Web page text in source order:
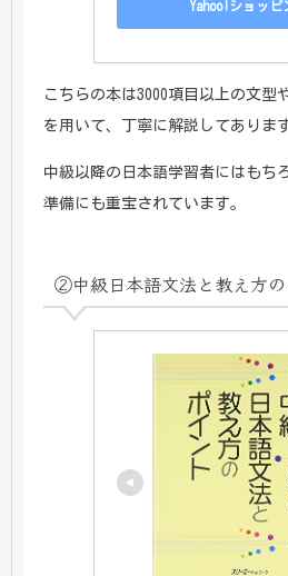
Yahoo!ショッピ
こちらの本は3000項目以上の文型
を用いて、丁寧に解説してあります
中級以降の日本語学習者にはもち
準備にも重宝されています。
②中級日本語文法と教え方